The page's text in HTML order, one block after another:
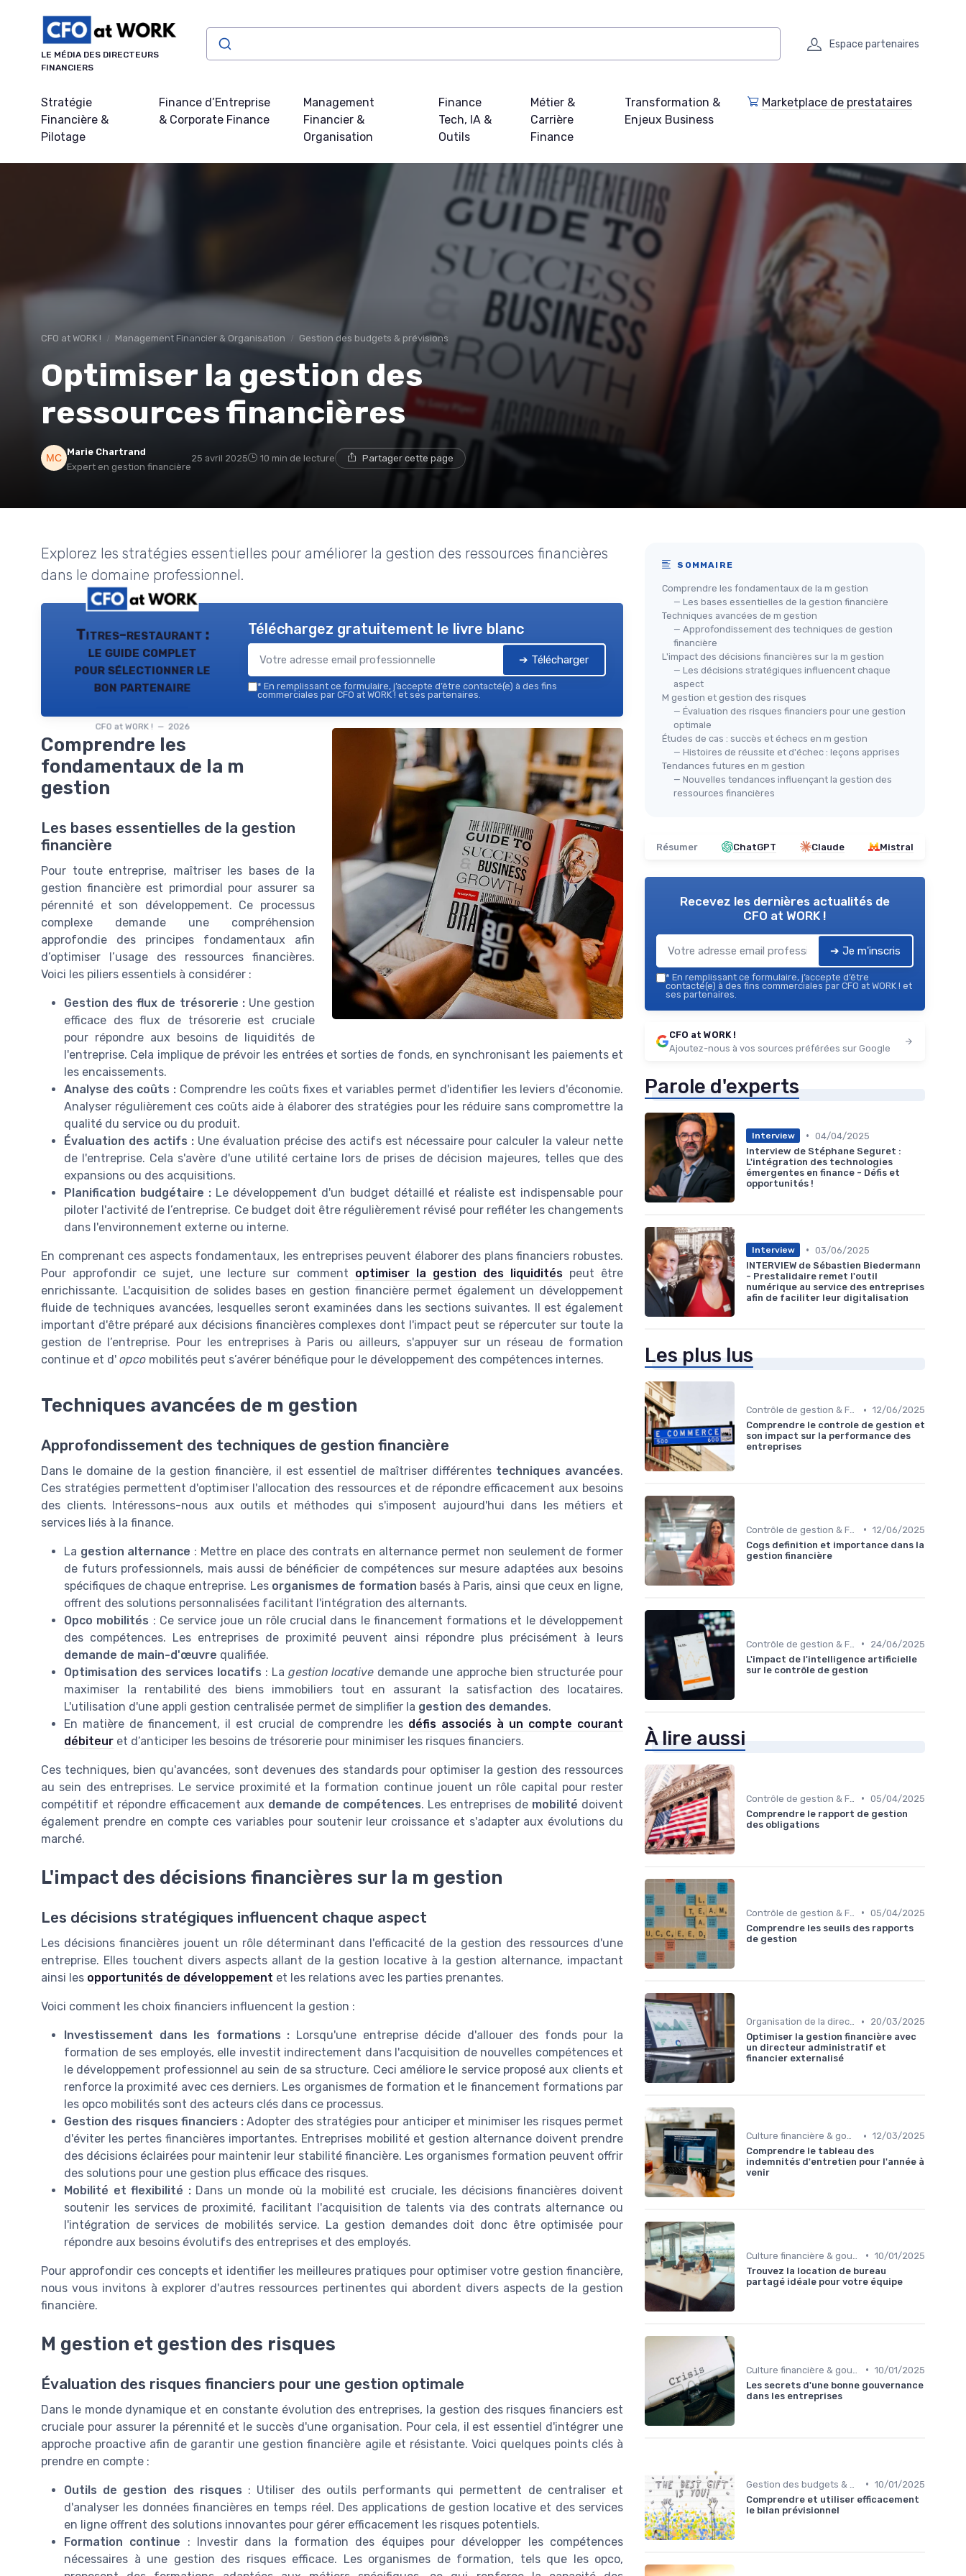
LE MÉDIA DES DIRECTEURS
FINANCIERS
Espace partenaires
Stratégie
Financière &
Pilotage
Finance d’Entreprise
& Corporate Finance
Management
Financier &
Organisation
Finance
Tech, IA &
Outils
Métier &
Carrière
Finance
Transformation &
Enjeux Business
Marketplace de prestataires
CFO at WORK ! Management Financier & Organisation Gestion des budgets & prévisions
Optimiser la gestion des
ressources financières
Marie Chartrand
Expert en gestion financière
25 avril 2025 10 min de lecture Partager cette page
Explorez les stratégies essentielles pour améliorer la gestion des ressources financières
dans le domaine professionnel.
Titres-restaurant :
le guide complet
pour sélectionner le
bon partenaire
CFO at WORK ! — 2026
Téléchargez gratuitement le livre blanc
➔ Télécharger
* En remplissant ce formulaire, j’accepte d’être contacté(e) à des fins
commerciales par CFO at WORK ! et ses partenaires.
Comprendre les
fondamentaux de la m
gestion
Les bases essentielles de la gestion
financière
Pour toute entreprise, maîtriser les bases de la
gestion financière est primordial pour assurer sa
pérennité et son développement. Ce processus
complexe demande une compréhension
approfondie des principes fondamentaux afin
d’optimiser l’usage des ressources financières.
Voici les piliers essentiels à considérer :
Gestion des flux de trésorerie :Une gestion
efficace des flux de trésorerie est cruciale
pour répondre aux besoins de liquidités de
l'entreprise. Cela implique de prévoir les entrées et sorties de fonds, en synchronisant les paiements et
les encaissements.
Analyse des coûts : Comprendre les coûts fixes et variables permet d'identifier les leviers d'économie.
Analyser régulièrement ces coûts aide à élaborer des stratégies pour les réduire sans compromettre la
qualité du service ou du produit.
Évaluation des actifs : Une évaluation précise des actifs est nécessaire pour calculer la valeur nette
de l'entreprise. Cela s'avère d'une utilité certaine lors de prises de décision majeures, telles que des
expansions ou des acquisitions.
Planification budgétaire : Le développement d'un budget détaillé et réaliste est indispensable pour
piloter l'activité de l’entreprise. Ce budget doit être régulièrement révisé pour refléter les changements
dans l'environnement externe ou interne.
En comprenant ces aspects fondamentaux, les entreprises peuvent élaborer des plans financiers robustes.
Pour approfondir ce sujet, une lecture sur comment optimiser la gestion des liquiditéspeut être
enrichissante. L'acquisition de solides bases en gestion financière permet également un développement
fluide de techniques avancées, lesquelles seront examinées dans les sections suivantes. Il est également
important d'être préparé aux décisions financières complexes dont l'impact peut se répercuter sur toute la
gestion de l’entreprise. Pour les entreprises à Paris ou ailleurs, s'appuyer sur un réseau de formation
continue et d' opco mobilités peut s’avérer bénéfique pour le développement des compétences internes.
Techniques avancées de m gestion
Approfondissement des techniques de gestion financière
Dans le domaine de la gestion financière, il est essentiel de maîtriser différentes techniques avancées.
Ces stratégies permettent d'optimiser l'allocation des ressources et de répondre efficacement aux besoins
des clients. Intéressons-nous aux outils et méthodes qui s'imposent aujourd'hui dans les métiers et
services liés à la finance.
La gestion alternance : Mettre en place des contrats en alternance permet non seulement de former
de futurs professionnels, mais aussi de bénéficier de compétences sur mesure adaptées aux besoins
spécifiques de chaque entreprise. Les organismes de formation basés à Paris, ainsi que ceux en ligne,
offrent des solutions personnalisées facilitant l'intégration des alternants.
Opco mobilités : Ce service joue un rôle crucial dans le financement formations et le développement
des compétences. Les entreprises de proximité peuvent ainsi répondre plus précisément à leurs
demande de main-d'œuvre qualifiée.
Optimisation des services locatifs : La gestion locative demande une approche bien structurée pour
maximiser la rentabilité des biens immobiliers tout en assurant la satisfaction des locataires.
L'utilisation d'une appli gestion centralisée permet de simplifier la gestion des demandes.
En matière de financement, il est crucial de comprendre les défis associés à un compte courant
débiteur et d’anticiper les besoins de trésorerie pour minimiser les risques financiers.
Ces techniques, bien qu'avancées, sont devenues des standards pour optimiser la gestion des ressources
au sein des entreprises. Le service proximité et la formation continue jouent un rôle capital pour rester
compétitif et répondre efficacement aux demande de compétences. Les entreprises de mobilité doivent
également prendre en compte ces variables pour soutenir leur croissance et s'adapter aux évolutions du
marché.
L'impact des décisions financières sur la m gestion
Les décisions stratégiques influencent chaque aspect
Les décisions financières jouent un rôle déterminant dans l'efficacité de la gestion des ressources d'une
entreprise. Elles touchent divers aspects allant de la gestion locative à la gestion alternance, impactant
ainsi les opportunités de développement et les relations avec les parties prenantes.
Voici comment les choix financiers influencent la gestion :
Investissement dans les formations : Lorsqu'une entreprise décide d'allouer des fonds pour la
formation de ses employés, elle investit indirectement dans l'acquisition de nouvelles compétences et
le développement professionnel au sein de sa structure. Ceci améliore le service proposé aux clients et
renforce la proximité avec ces derniers. Les organismes de formation et le financement formations par
les opco mobilités sont des acteurs clés dans ce processus.
Gestion des risques financiers : Adopter des stratégies pour anticiper et minimiser les risques permet
d'éviter les pertes financières importantes. Entreprises mobilité et gestion alternance doivent prendre
des décisions éclairées pour maintenir leur stabilité financière. Les organismes formation peuvent offrir
des solutions pour une gestion plus efficace des risques.
Mobilité et flexibilité :Dans un monde où la mobilité est cruciale, les décisions financières doivent
soutenir les services de proximité, facilitant l'acquisition de talents via des contrats alternance ou
l'intégration de services de mobilités service. La gestion demandes doit donc être optimisée pour
répondre aux besoins évolutifs des entreprises et des employés.
Pour approfondir ces concepts et identifier les meilleures pratiques pour optimiser votre gestion financière,
nous vous invitons à explorer d'autres ressources pertinentes qui abordent divers aspects de la gestion
financière.
M gestion et gestion des risques
Évaluation des risques financiers pour une gestion optimale
Dans le monde dynamique et en constante évolution des entreprises, la gestion des risques financiers est
cruciale pour assurer la pérennité et le succès d'une organisation. Pour cela, il est essentiel d'intégrer une
approche proactive afin de garantir une gestion financière agile et résistante. Voici quelques points clés à
prendre en compte :
Outils de gestion des risques : Utiliser des outils performants qui permettent de centraliser et
d'analyser les données financières en temps réel. Des applications de gestion locative et des services
en ligne offrent des solutions innovantes pour gérer efficacement les risques potentiels.
Formation continue : Investir dans la formation des équipes pour développer les compétences
nécessaires à une gestion des risques efficace. Les organismes de formation, tels que les opco,
SOMMAIRE
Comprendre les fondamentaux de la m gestion
— Les bases essentielles de la gestion financière
Techniques avancées de m gestion
— Approfondissement des techniques de gestion
financière
L'impact des décisions financières sur la m gestion
— Les décisions stratégiques influencent chaque
aspect
M gestion et gestion des risques
— Évaluation des risques financiers pour une gestion
optimale
Études de cas : succès et échecs en m gestion
— Histoires de réussite et d'échec : leçons apprises
Tendances futures en m gestion
— Nouvelles tendances influençant la gestion des
ressources financières
Résumer ChatGPT Claude Mistral
Recevez les dernières actualités de
CFO at WORK !
➔ Je m'inscris
* En remplissant ce formulaire, j’accepte d’être
contacté(e) à des fins commerciales par CFO at WORK ! et
ses partenaires.
CFO at WORK !
Ajoutez-nous à vos sources préférées sur Google
Parole d'experts
Interview • 04/04/2025
Interview de Stéphane Seguret :
L'intégration des technologies
émergentes en finance - Défis et
opportunités !
Interview • 03/06/2025
INTERVIEW de Sébastien Biedermann
- Prestalidaire remet l'outil
numérique au service des entreprises
afin de faciliter leur digitalisation
Les plus lus
Contrôle de gestion & FP&A • 12/06/2025
Comprendre le controle de gestion et
son impact sur la performance des
entreprises
• 12/06/2025
Cogs definition et importance dans la
gestion financière
•
24/06/2025
L'impact de l'intelligence artificielle
sur le contrôle de gestion
À lire aussi
• 05/04/2025
Comprendre le rapport de gestion
des obligations
• 05/04/2025
Comprendre les seuils des rapports
de gestion
Organisation de la direction financière •
20/03/2025
Optimiser la gestion financière avec
un directeur administratif et
financier externalisé
Culture financière & gouvernance • 12/03/2025
Comprendre le tableau des
indemnités d'entretien pour l'année à
venir
• 10/01/2025
Trouvez la location de bureau
partagé idéale pour votre équipe
• 10/01/2025
Les secrets d'une bonne gouvernance
dans les entreprises
• 10/01/2025
Comprendre et utiliser efficacement
le bilan prévisionnel